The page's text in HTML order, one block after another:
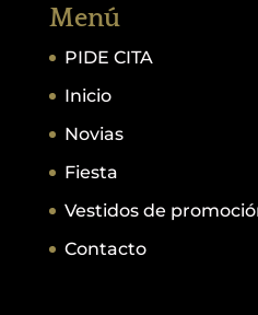
Menú
PIDE CITA
Inicio
Novias
Fiesta
Vestidos de
Contacto